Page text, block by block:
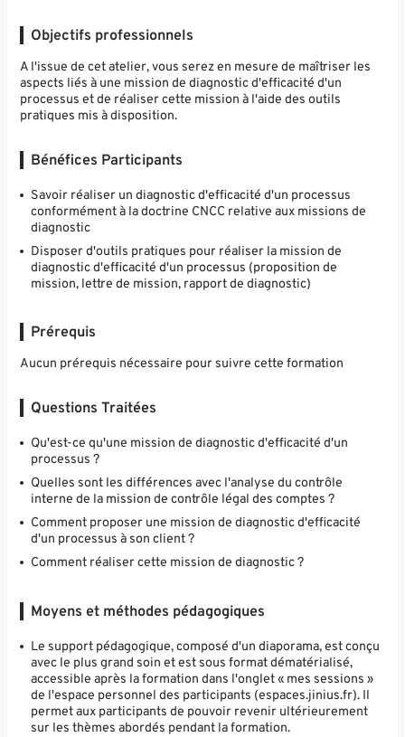
Objectifs professionnels
A l'issue de cet atelier, vous serez en mesure de maîtriser les
aspects liés à une mission de diagnostic d'efficacité d'un
processus et de réaliser cette mission à l'aide des outils
pratiques mis à disposition.
Bénéfices Participants
Savoir réaliser un diagnostic d'efficacité d'un processus
conformément à la doctrine CNCC relative aux missions de
diagnostic
Disposer d'outils pratiques pour réaliser la mission de
diagnostic d'efficacité d'un processus (proposition de
mission, lettre de mission, rapport de diagnostic)
Prérequis
Aucun prérequis nécessaire pour suivre cette formation
Questions Traitées
Qu'est-ce qu'une mission de diagnostic d'efficacité d'un
processus ?
Quelles sont les différences avec l'analyse du contrôle
interne de la mission de contrôle légal des comptes ?
Comment proposer une mission de diagnostic d'efficacité
d'un processus à son client ?
Comment réaliser cette mission de diagnostic ?
Moyens et méthodes pédagogiques
Le support pédagogique, composé d'un diaporama, est conçu
avec le plus grand soin et est sous format dématérialisé,
accessible après la formation dans l'onglet « mes sessions »
de l'espace personnel des participants (espaces.jinius.fr). Il
permet aux participants de pouvoir revenir ultérieurement
sur les thèmes abordés pendant la formation.